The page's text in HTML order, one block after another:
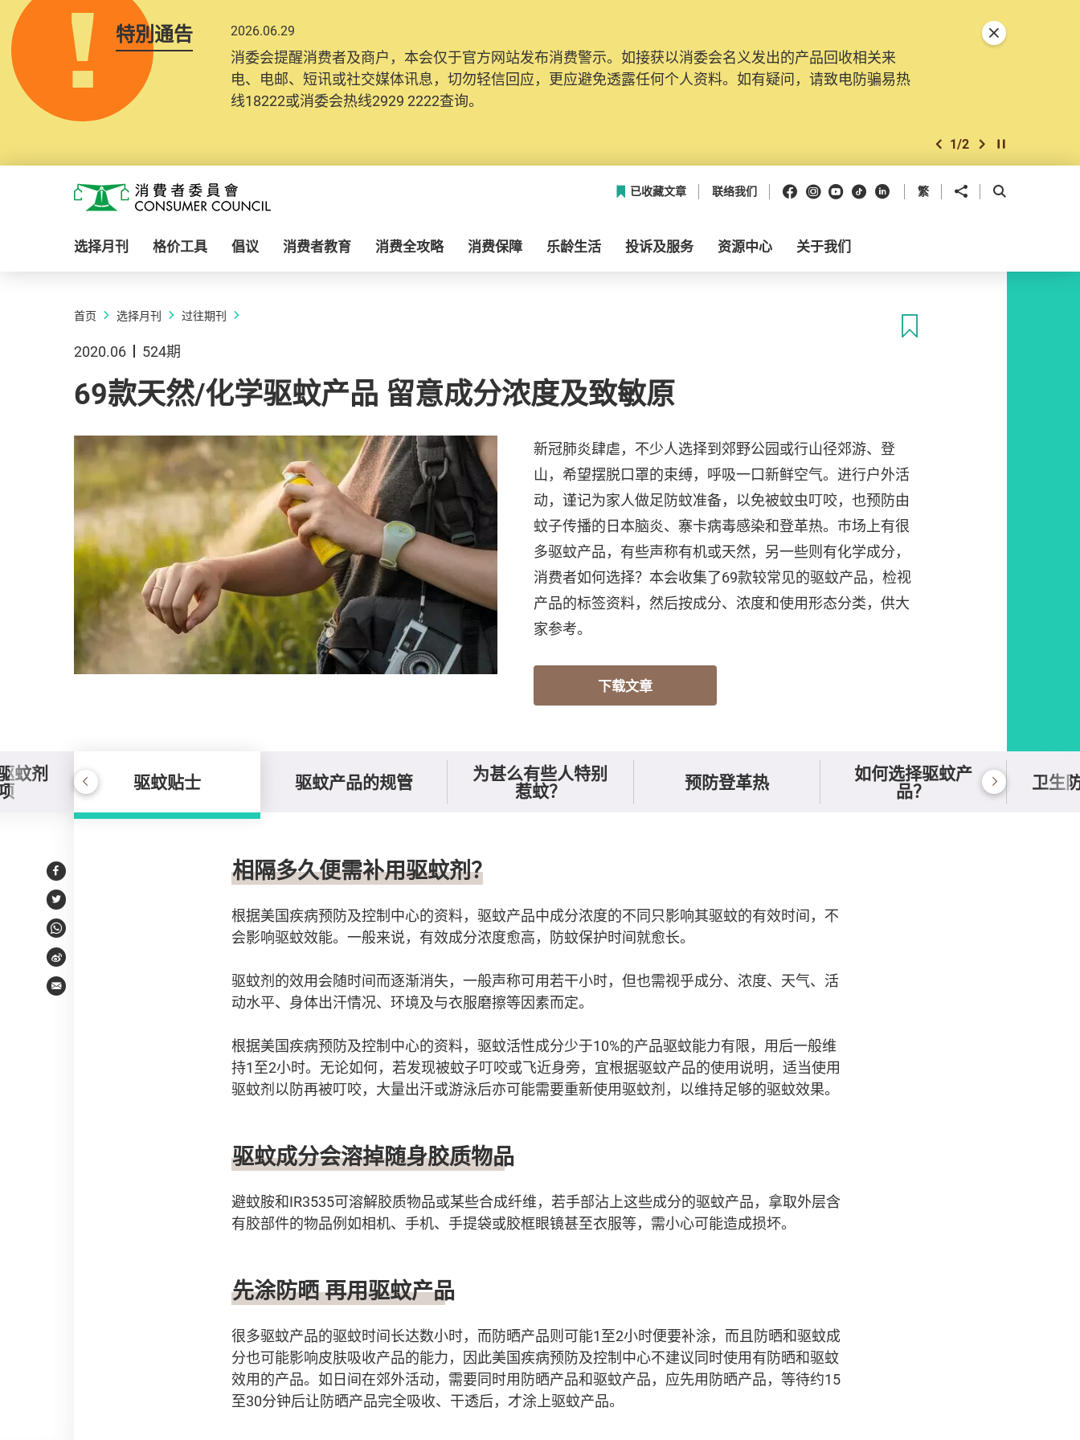
特別通告 2026.06.29
消委会提醒消费者及商户，本会仅于官方网站发布消费警示。如接获以消委会名义发出的产品回收相关来
电、电邮、短讯或社交媒体讯息，切勿轻信回应，更应避免透露任何个人资料。如有疑问，请致电防骗易热
线18222或消委会热线2929 2222查询。
上一个
1/2 下一个开始/暂停幻灯
关闭特別通告
消费者委员会
已收藏文章 联络我们 Facebook
Instagram
Youtube
抖音领英 繁 分享到 开启搜寻框
选择月刊 格价工具 倡议 消费者教育 消费全攻略 消费保障 乐龄生活 投诉及服务 资源中心 关于我们
首页 选择月刊 过往期刊
2020.06 524期
69款天然/化学驱蚊产品 留意成分浓度及致敏原
新冠肺炎肆虐，不少人选择到郊野公园或行山径郊游、登
山，希望摆脱口罩的束缚，呼吸一口新鲜空气。进行户外活
动，谨记为家人做足防蚊准备，以免被蚊虫叮咬，也预防由
蚊子传播的日本脑炎、寨卡病毒感染和登革热。巿场上有很
多驱蚊产品，有些声称有机或天然，另一些则有化学成分，
消费者如何选择？本会收集了69款较常见的驱蚊产品，检视
产品的标签资料，然后按成分、浓度和使用形态分类，供大
家参考。
下载文章
蚊剂 驱蚊贴士 驱蚊产品的规管 为甚么有些人特别
惹蚊？ 预防登革热 如何选择驱蚊产
品？ 卫生
Facebook
Twitter
WhatsApp
Weibo
Email
驱蚊贴士
相隔多久便需补用驱蚊剂？
根据美国疾病预防及控制中心的资料，驱蚊产品中成分浓度的不同只影响其驱蚊的有效时间，不
会影响驱蚊效能。一般来说，有效成分浓度愈高，防蚊保护时间就愈长。
驱蚊剂的效用会随时间而逐渐消失，一般声称可用若干小时，但也需视乎成分、浓度、天气、活
动水平、身体出汗情况、环境及与衣服磨擦等因素而定。
根据美国疾病预防及控制中心的资料，驱蚊活性成分少于10%的产品驱蚊能力有限，用后一般维
持1至2小时。无论如何，若发现被蚊子叮咬或飞近身旁，宜根据驱蚊产品的使用说明，适当使用
驱蚊剂以防再被叮咬，大量出汗或游泳后亦可能需要重新使用驱蚊剂，以维持足够的驱蚊效果。
驱蚊成分会溶掉随身胶质物品
避蚊胺和IR3535可溶解胶质物品或某些合成纤维，若手部沾上这些成分的驱蚊产品，拿取外层含
有胶部件的物品例如相机、手机、手提袋或胶框眼镜甚至衣服等，需小心可能造成损坏。
先涂防晒 再用驱蚊产品
很多驱蚊产品的驱蚊时间长达数小时，而防晒产品则可能1至2小时便要补涂，而且防晒和驱蚊成
分也可能影响皮肤吸收产品的能力，因此美国疾病预防及控制中心不建议同时使用有防晒和驱蚊
效用的产品。如日间在郊外活动，需要同时用防晒产品和驱蚊产品，应先用防晒产品，等待约15
至30分钟后让防晒产品完全吸收、干透后，才涂上驱蚊产品。